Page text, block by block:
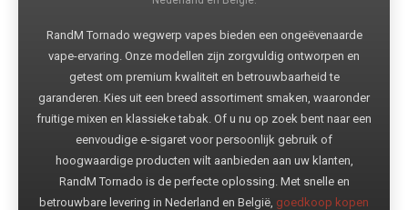
RandM Tornado wegwerp vapes bieden een ongeëvenaarde
vape-ervaring. Onze modellen zijn zorgvuldig ontworpen en
getest om premium kwaliteit en betrouwbaarheid te
garanderen. Kies uit een breed assortiment smaken, waaronder
fruitige mixen en klassieke tabak. Of u nu op zoek bent naar een
eenvoudige e-sigaret voor persoonlijk gebruik of
hoogwaardige producten wilt aanbieden aan uw klanten,
RandM Tornado is de perfecte oplossing. Met snelle en
betrouwbare levering in Nederland en België, goedkoop kopen